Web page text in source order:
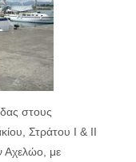
στους
Στράτου Ι & ΙΙ
Αχελώο, με